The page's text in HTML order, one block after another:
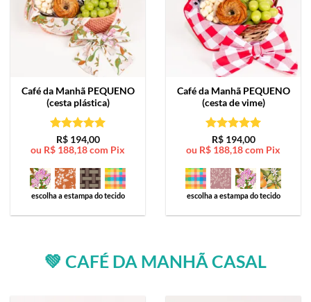
Café da Manhã PEQUENO
(cesta plástica)
Avaliação5
de 5
R$194,00
ou R$ 188,18com Pix
escolha a estampa do tecido
Café da Manhã PEQUENO
(cesta de vime)
Avaliação5
de 5
R$194,00
ou R$ 188,18com Pix
escolha a estampa do tecido
💚 CAFÉ DA MANHÃ CASAL